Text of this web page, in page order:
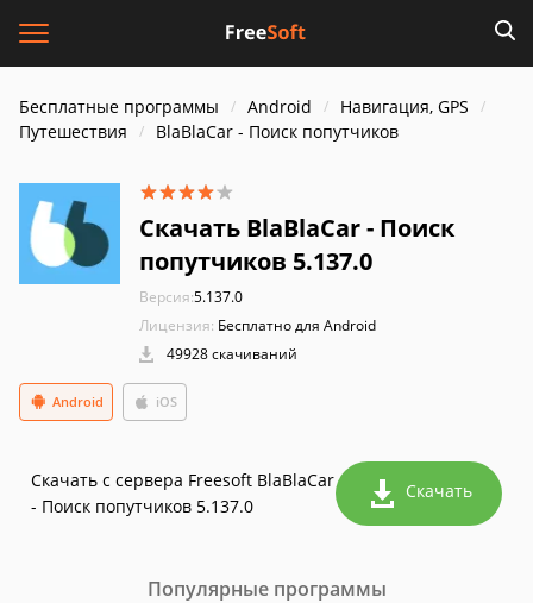
Бесплатные программы Android
Навигация, GPS
Путешествия
BlaBlaCar - Поиск попутчиков
Скачать BlaBlaCar - Поиск
попутчиков 5.137.0
Версия:5.137.0
Лицензия: Бесплатно для Android
49928 скачиваний
Android iOS
Скачать с сервера Freesoft BlaBlaCar
- Поиск попутчиков 5.137.0
Скачать
Популярные программы